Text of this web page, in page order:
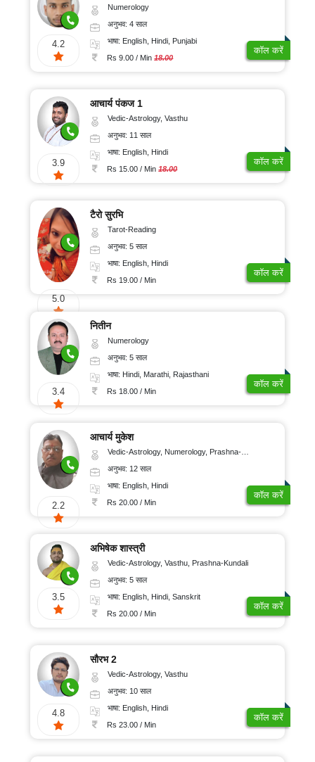
4.2
Numerology
अनुभव: 4 साल
भाषा: English, Hindi, Punjabi
Rs 9.00 / Min18.00
कॉल करें
3.9
आचार्य पंकज 1
Vedic-Astrology, Vasthu
अनुभव: 11 साल
भाषा: English, Hindi
Rs 15.00 / Min18.00
कॉल करें
5.0
टैरो सुरभि
Tarot-Reading
अनुभव: 5 साल
भाषा: English, Hindi
Rs 19.00 / Min
कॉल करें
3.4
नितीन
Numerology
अनुभव: 5 साल
भाषा: Hindi, Marathi, Rajasthani
Rs 18.00 / Min
कॉल करें
2.2
आचार्य मुकेश
Vedic-Astrology, Numerology, Prashna-Kundali
अनुभव: 12 साल
भाषा: English, Hindi
Rs 20.00 / Min
कॉल करें
3.5
अभिषेक शास्त्री
Vedic-Astrology, Vasthu, Prashna-Kundali
अनुभव: 5 साल
भाषा: English, Hindi, Sanskrit
Rs 20.00 / Min
कॉल करें
4.8
सौरभ 2
Vedic-Astrology, Vasthu
अनुभव: 10 साल
भाषा: English, Hindi
Rs 23.00 / Min
कॉल करें